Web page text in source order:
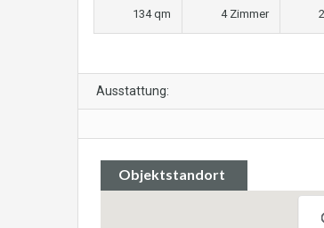
134 qm 4 Zimmer
Ausstattung:
Objektstandort